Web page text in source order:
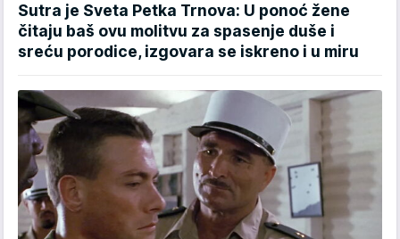
Sutra je Sveta Petka Trnova: U ponoć žene
čitaju baš ovu molitvu za spasenje duše i
sreću porodice, izgovara se iskreno i u miru